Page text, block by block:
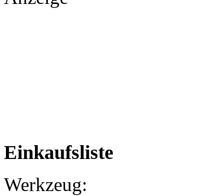
Einkaufsliste
Werkzeug: